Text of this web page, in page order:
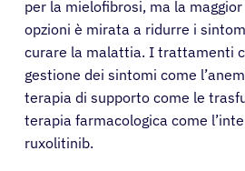
per la mielofibrosi, ma la
opzioni è mirata a ridurre i
curare la malattia. I trattamenti
gestione dei sintomi come
terapia di supporto come le
terapia farmacologica come
ruxolitinib.